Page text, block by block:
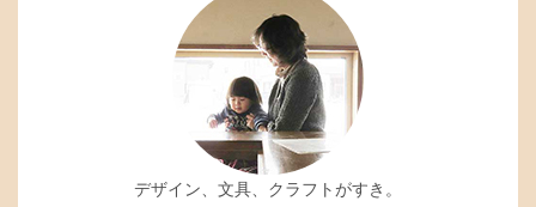
デザイン、文具、クラフトがすき。